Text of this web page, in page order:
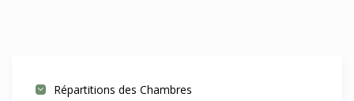
Répartitions des Chambres